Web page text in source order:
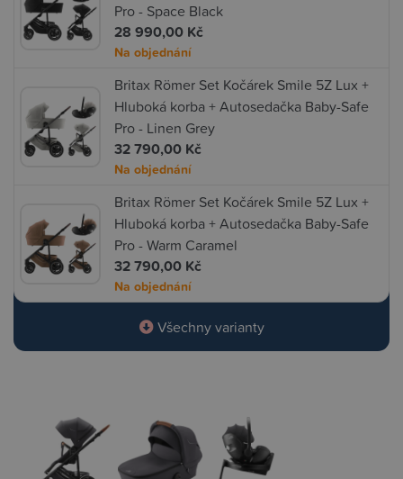
Pro - Space Black
28 990,00 Kč
Na objednání
Britax Römer Set Kočárek Smile 5Z Lux +
Hluboká korba + Autosedačka Baby-Safe
Pro - Linen Grey
32 790,00 Kč
Na objednání
Britax Römer Set Kočárek Smile 5Z Lux +
Hluboká korba + Autosedačka Baby-Safe
Pro - Warm Caramel
32 790,00 Kč
Na objednání
Všechny varianty